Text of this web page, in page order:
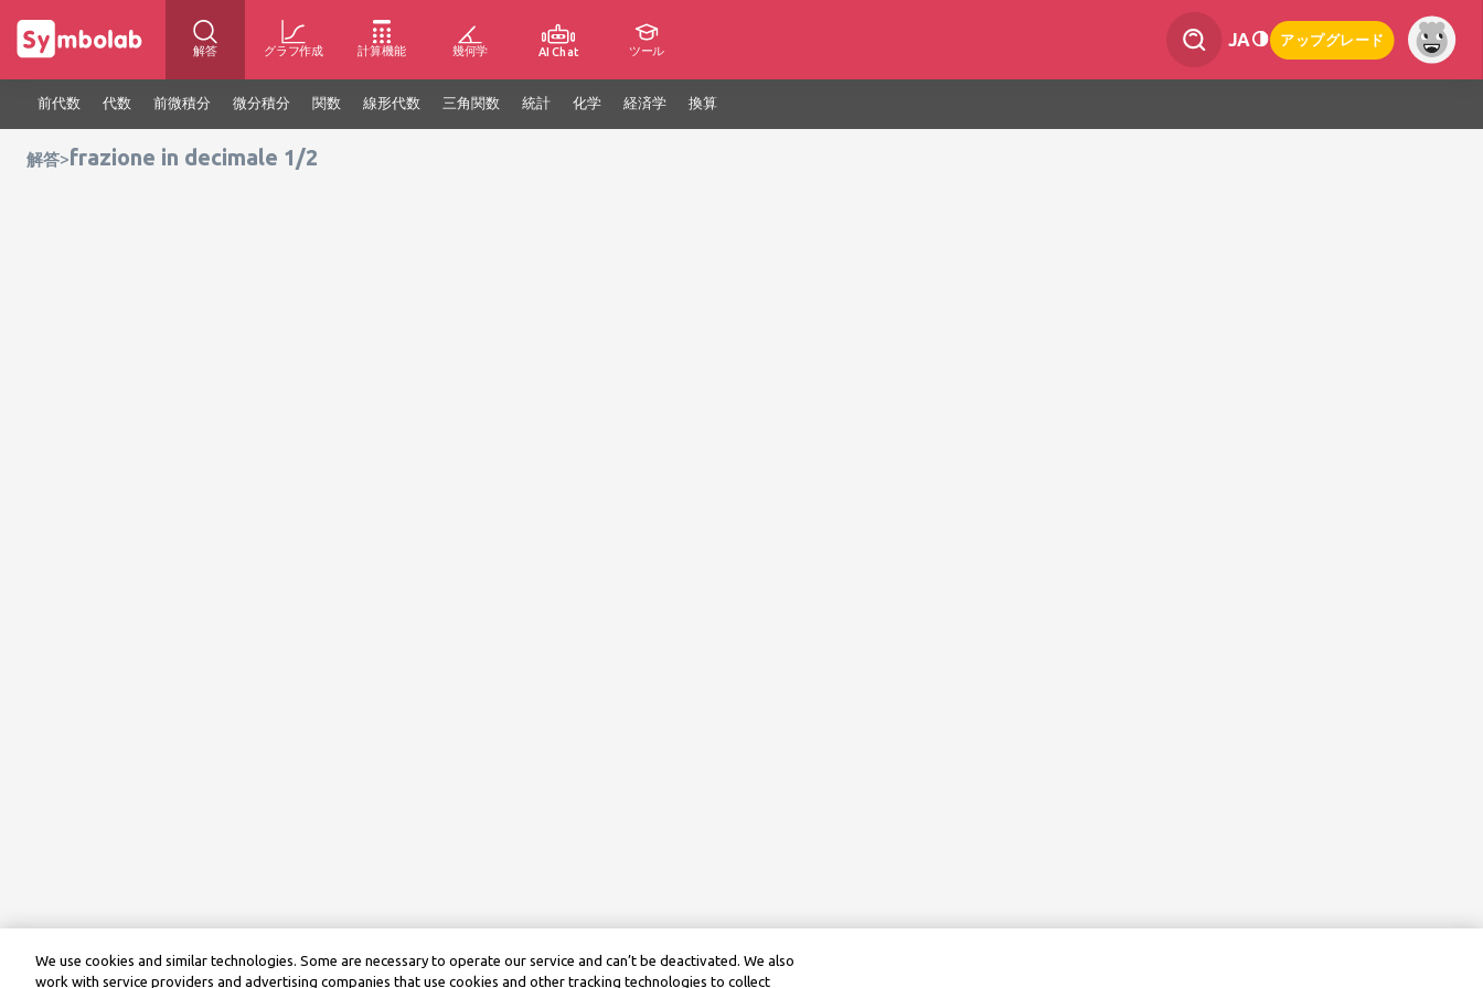
解答 グラフ作成 計算機能 幾何学 AI Chat ツール
JA アップグレード
前代数 代数 前微積分 微分積分 関数 線形代数 三角関数 統計 化学 経済学 換算
解答>frazione in decimale 1/2
We use cookies and similar technologies. Some are necessary to operate our service and can’t be deactivated. We also
work with service providers and advertising companies that use cookies and other tracking technologies to collect